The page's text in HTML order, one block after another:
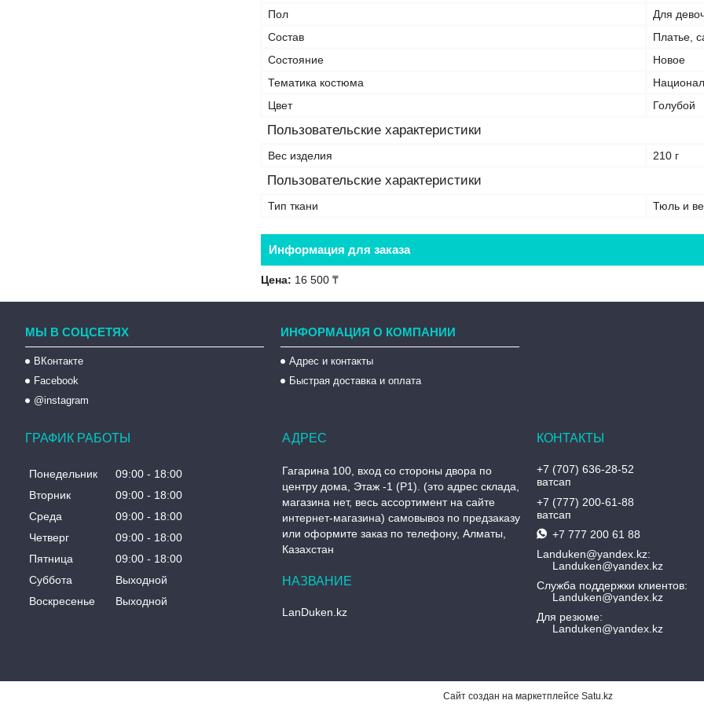
Пол
Для
Состав
Платье,
Состояние
Новое
Тематика костюма
Цвет
Голубой
Пользовательские характеристики
Вес изделия 210 г
Пользовательские характеристики
Тип ткани Тюль и
Информация для заказа
Цена: 16 500 ₸
МЫ В СОЦСЕТЯХ
ВКонтакте
Facebook
@instagram
ИНФОРМАЦИЯ О КОМПАНИИ
Адрес и контакты
Быстрая доставка и оплата
ГРАФИК РАБОТЫ
Понедельник 09:00
18:00
Вторник
09:00
18:00
Среда
09:00
18:00
Четверг
09:00
18:00
Пятница
09:00
18:00
Суббота
Выходной
Воскресенье
Выходной
Гагарина 100, вход со стороны двора по
центру дома, Этаж -1 (P1). (это адрес склада,
магазина нет, весь ассортимент на сайте
интернет-магазина) самовывоз по предзаказу
или оформите заказ по телефону, Алматы,
Казахстан
LanDuken.kz
+7 (707) 636-28-52
ватсап
+7 (777) 200-61-88
ватсап
+7 777 200 61 88
Landuken@yandex.kz
Landuken@yandex.kz
Служба поддержки клиентов
Landuken@yandex.kz
Для резюме
Landuken@yandex.kz
Сайт создан на маркетплейсе Satu.kz